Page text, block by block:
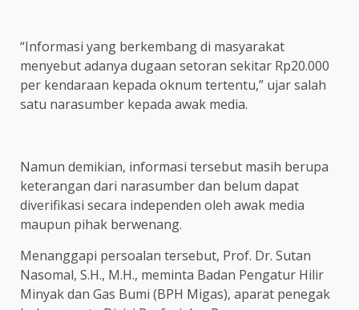
“Informasi yang berkembang di masyarakat
menyebut adanya dugaan setoran sekitar Rp20.000
per kendaraan kepada oknum tertentu,” ujar salah
satu narasumber kepada awak media.
Namun demikian, informasi tersebut masih berupa
keterangan dari narasumber dan belum dapat
diverifikasi secara independen oleh awak media
maupun pihak berwenang.
Menanggapi persoalan tersebut, Prof. Dr. Sutan
Nasomal, S.H., M.H., meminta Badan Pengatur Hilir
Minyak dan Gas Bumi (BPH Migas), aparat penegak